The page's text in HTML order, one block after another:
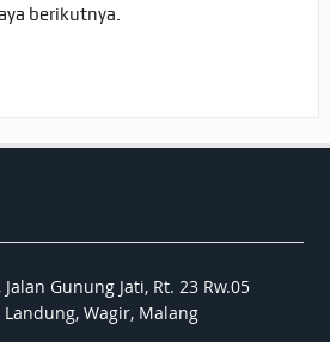
berikutnya.
Gunung Jati, Rt. 23 Rw.05
Wagir, Malang